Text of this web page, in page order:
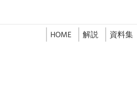
HOME 解説 資料集